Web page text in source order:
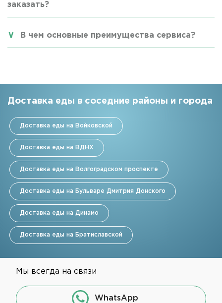
заказать?
В чем основные преимущества сервиса?
Доставка еды в соседние районы и города
Доставка еды на Войковской
Доставка еды на ВДНХ
Доставка еды на Волгоградском проспекте
Доставка еды на Бульваре Дмитрия Донского
Доставка еды на Динамо
Доставка еды на Братиславской
Мы всегда на связи
WhatsApp